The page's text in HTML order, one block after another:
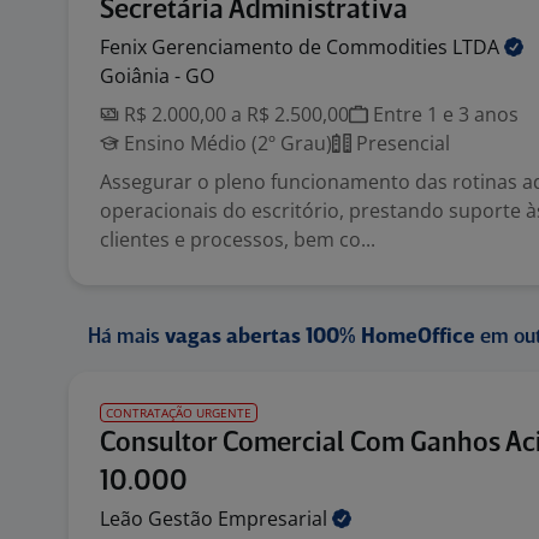
Secretária Administrativa
Fenix Gerenciamento de Commodities LTDA
Goiânia - GO
R$ 2.000,00 a R$ 2.500,00
Entre 1 e 3 anos
Ensino Médio (2º Grau)
Presencial
Assegurar o pleno funcionamento das rotinas
operacionais do escritório, prestando suporte
clientes e processos, bem co...
Há mais vagas abertas 100% HomeOffice em
CONTRATAÇÃO URGENTE
Consultor Comercial Com Ganhos
10.000
Leão Gestão Empresarial